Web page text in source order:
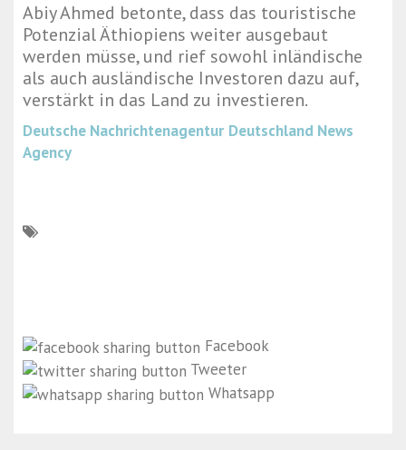
Abiy Ahmed betonte, dass das touristische
Potenzial Äthiopiens weiter ausgebaut
werden müsse, und rief sowohl inländische
als auch ausländische Investoren dazu auf,
verstärkt in das Land zu investieren.
Deutsche Nachrichtenagentur Deutschland News
Agency
Facebook
Tweeter
Whatsapp